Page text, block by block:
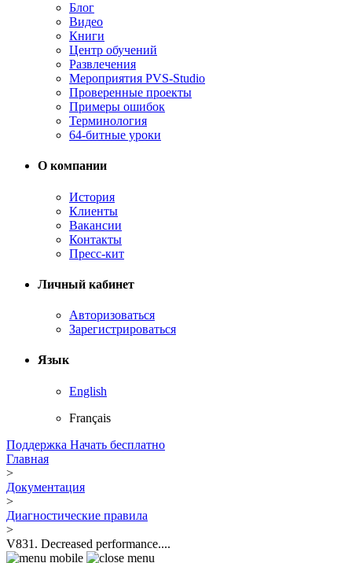
Блог
Видео
Книги
Центр обучений
Развлечения
Мероприятия PVS-Studio
Проверенные проекты
Примеры ошибок
Терминология
64-битные уроки
О компании
История
Клиенты
Вакансии
Контакты
Пресс-кит
Личный кабинет
Авторизоваться
Зарегистрироваться
Язык
English
Français
Поддержка Начать бесплатно
Главная
>
Документация
>
Диагностические правила
>
V831. Decreased performance....